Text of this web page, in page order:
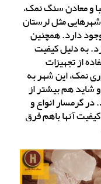
و معادن سنگ نمک،
شهرهایی مثل لرستان
دارد. همچنین
به دلیل کیفیت
از تجهیزات
نمک، این شهر به
نمک ایران تبدیل شده و 80% و شاید هم بیشتر از
گرمسار انواع و
آنها باهم فرق